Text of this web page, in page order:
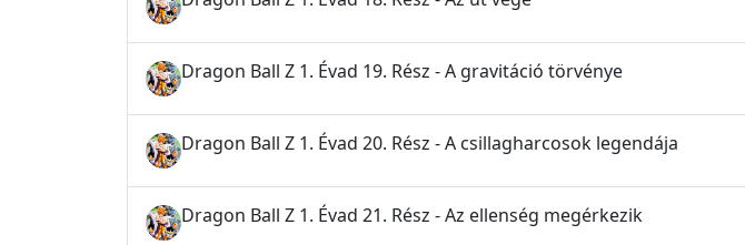
Dragon Ball Z 1. Évad 19. Rész - A gravitáció törvénye
Dragon Ball Z 1. Évad 20. Rész - A csillagharcosok legendája
Dragon Ball Z 1. Évad 21. Rész - Az ellenség megérkezik